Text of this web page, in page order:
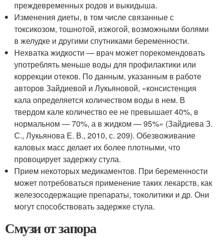
преждевременных родов и выкидыша.
Изменения диеты, в том числе связанные с
токсикозом, тошнотой, изжогой, возможными болями
в желудке и другими спутниками беременности.
Нехватка жидкости — врач может порекомендовать
употреблять меньше воды для профилактики или
коррекции отеков. По данным, указанным в работе
авторов Зайдиевой и Лукьяновой, «консистенция
кала определяется количеством воды в нем. В
твердом кале количество ее не превышает 40%, в
нормальном — 70%, а в жидком — 95%» (Зайдиева З.
С., Лукьянова Е. В., 2010, с. 209). Обезвоживание
каловых масс делает их более плотными, что
провоцирует задержку стула.
Прием некоторых медикаментов. При беременности
может потребоваться применение таких лекарств, как
железосодержащие препараты, токолитики и др. Они
могут способствовать задержке стула.
Смузи от запора